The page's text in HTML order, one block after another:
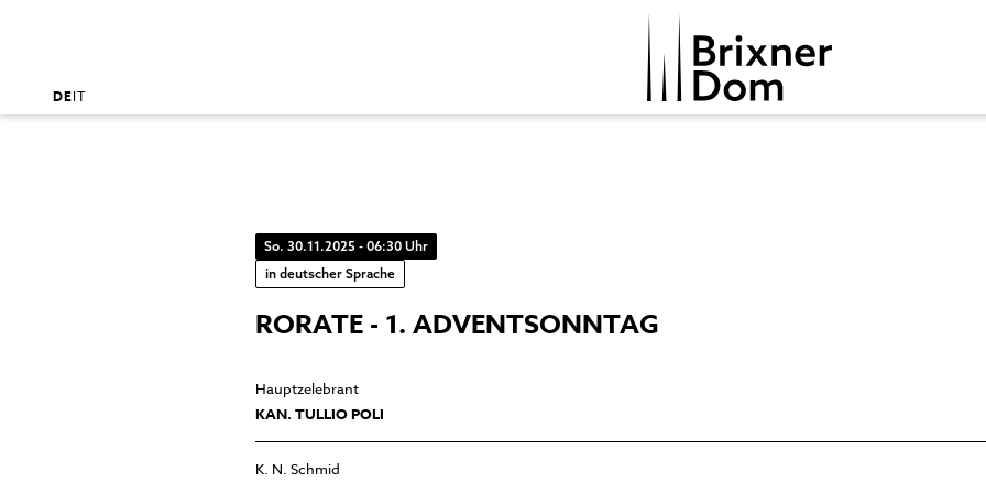
DEIT
So. 30.11.2025 - 06:30 Uhr
in deutscher Sprache
RORATE - 1. ADVENTSONNTAG
Hauptzelebrant
KAN. TULLIO POLI
K. N. Schmid